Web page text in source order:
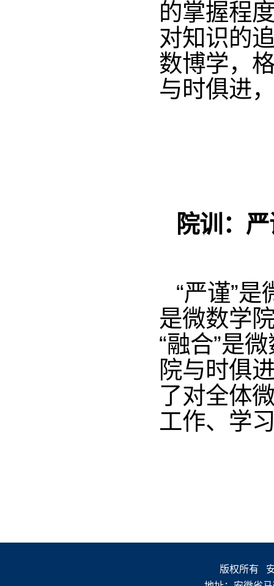
的掌握程
对知识的
数博学，
与时俱进
院训：
“严谨”
是微数学
“融合”是
院与时俱
了对全体
工作、学
版权所有